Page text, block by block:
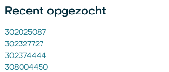
Recent opgezocht
302025087
302327727
302374444
308004450